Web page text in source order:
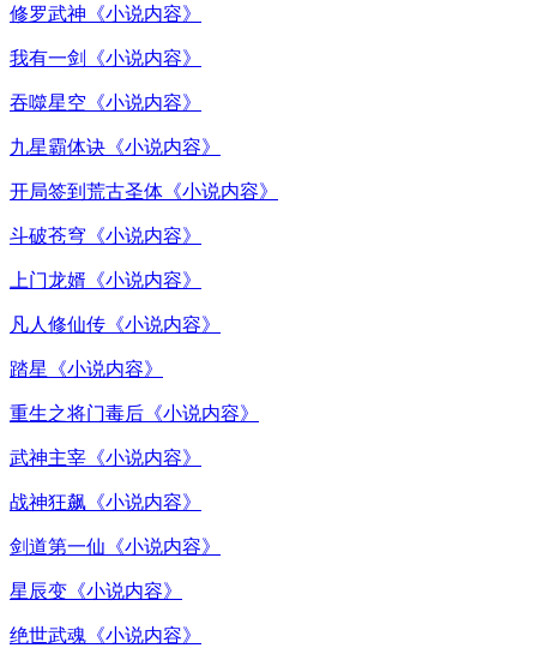
修罗武神《小说内容》
我有一剑《小说内容》
吞噬星空《小说内容》
九星霸体诀《小说内容》
开局签到荒古圣体《小说内容》
斗破苍穹《小说内容》
上门龙婿《小说内容》
凡人修仙传《小说内容》
踏星《小说内容》
重生之将门毒后《小说内容》
武神主宰《小说内容》
战神狂飙《小说内容》
剑道第一仙《小说内容》
星辰变《小说内容》
绝世武魂《小说内容》